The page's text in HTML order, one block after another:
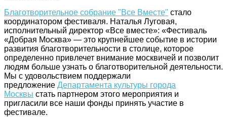
Благотворительное собрание "Все Вместе" стало
координатором фестиваля. Наталья Луговая,
исполнительный директор «Все вместе»: «Фестиваль
«Добрая Москва» — это крупнейшее событие в истории
развития благотворительности в столице, которое
определенно привлечет внимание москвичей и позволит
людям больше узнать о благотворительной деятельности.
Мы с удовольствием поддержали
предложение Департамента культуры города
Москвы стать партнером этого мероприятия и
пригласили все наши фонды принять участие в
фестивале.